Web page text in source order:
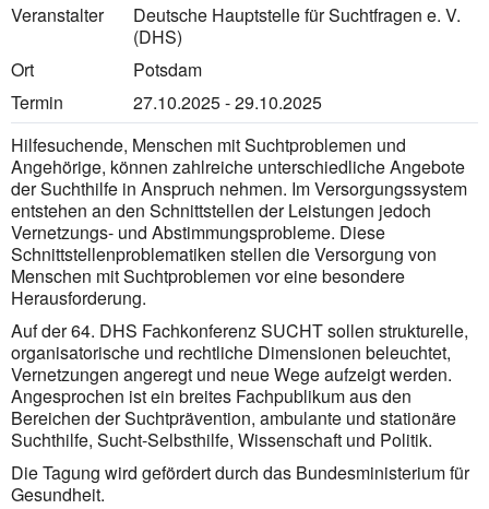
Veranstalter
Deutsche Hauptstelle für Suchtfragen e. V.
(DHS)
Ort
Potsdam
Termin
27.10.2025 - 29.10.2025
Hilfesuchende, Menschen mit Suchtproblemen und
Angehörige, können zahlreiche unterschiedliche Angebote
der Suchthilfe in Anspruch nehmen. Im Versorgungssystem
entstehen an den Schnittstellen der Leistungen jedoch
Vernetzungs- und Abstimmungsprobleme. Diese
Schnittstellenproblematiken stellen die Versorgung von
Menschen mit Suchtproblemen vor eine besondere
Herausforderung.
Auf der 64. DHS Fachkonferenz SUCHT sollen strukturelle,
organisatorische und rechtliche Dimensionen beleuchtet,
Vernetzungen angeregt und neue Wege aufzeigt werden.
Angesprochen ist ein breites Fachpublikum aus den
Bereichen der Suchtprävention, ambulante und stationäre
Suchthilfe, Sucht-Selbsthilfe, Wissenschaft und Politik.
Die Tagung wird gefördert durch das Bundesministerium für
Gesundheit.